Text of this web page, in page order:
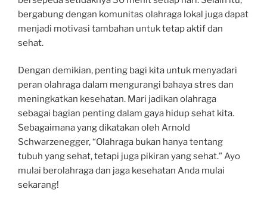
bergabung dengan komunitas olahraga lokal juga dapat
menjadi motivasi tambahan untuk tetap aktif dan
sehat.
Dengan demikian, penting bagi kita untuk menyadari
peran olahraga dalam mengurangi bahaya stres dan
meningkatkan kesehatan. Mari jadikan olahraga
sebagai bagian penting dalam gaya hidup sehat kita.
Sebagaimana yang dikatakan oleh Arnold
Schwarzenegger, “Olahraga bukan hanya tentang
tubuh yang sehat, tetapi juga pikiran yang sehat.” Ayo
mulai berolahraga dan jaga kesehatan Anda mulai
sekarang!